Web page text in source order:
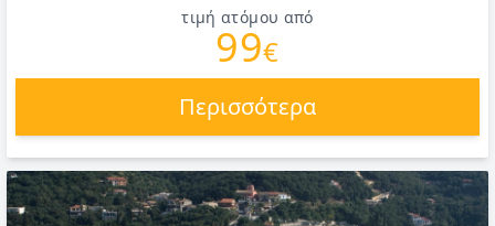
τιμή ατόμου από
99€
Περισσότερα